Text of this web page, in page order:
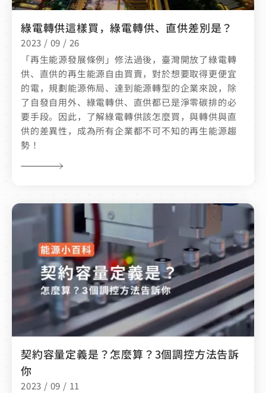
綠電轉供這樣買，綠電轉供、直供差別是？
2023 / 09 / 26
「再生能源發展條例」修法過後，臺灣開放了綠電轉
供、直供的再生能源自由買賣，對於想要取得更便宜
的電，規劃能源佈局、達到能源轉型的企業來說，除
了自發自用外、綠電轉供、直供都已是淨零碳排的必
要手段。因此，了解綠電轉供該怎麼買，與轉供與直
供的差異性，成為所有企業都不可不知的再生能源趨
勢！
契約容量定義是？怎麼算？3個調控方法告訴
你
2023 / 09 / 11